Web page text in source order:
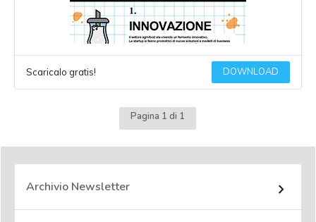
Scaricalo gratis! DOWNLOAD
Pagina 1 di 1
Archivio Newsletter